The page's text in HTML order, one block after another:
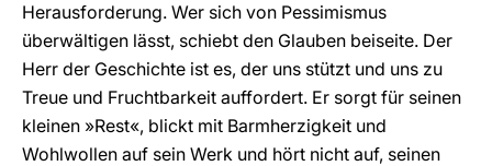
Herausforderung. Wer sich von Pessimismus
überwältigen lässt, schiebt den Glauben beiseite. Der
Herr der Geschichte ist es, der uns stützt und uns zu
Treue und Fruchtbarkeit auffordert. Er sorgt für seinen
kleinen »Rest«, blickt mit Barmherzigkeit und
Wohlwollen auf sein Werk und hört nicht auf, seinen